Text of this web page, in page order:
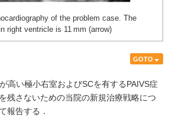
of the problem case. The
right ventricle is 11 mm (arrow)
GOTO
高い極小右室およびSCを有するPAIVS症
残さないための当院の新規治療戦略につ
報告する．